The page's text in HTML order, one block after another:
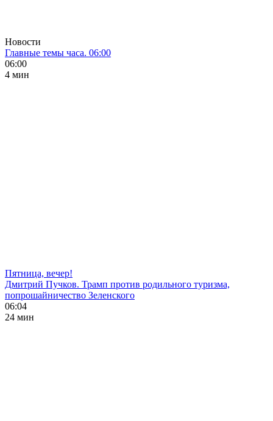
Новости
Главные темы часа. 06:00
06:00
4 мин
Пятница, вечер!
Дмитрий Пучков. Трамп против родильного туризма,
попрошайничество Зеленского
06:04
24 мин